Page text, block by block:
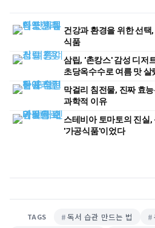
건강과 환경을 위한 선택
식품
삼립, '촌캉스' 감성 디저
초당옥수수로 여름 맛 살
막걸리 침전물, 진짜 효
과학적 이유
스테비아 토마토의 진실,
'가공식품'이었다
TAGS 독서 습관 만드는 법